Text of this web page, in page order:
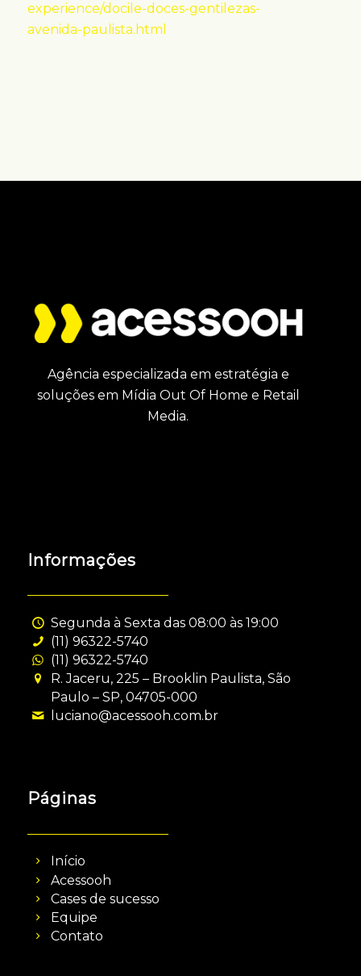
experience/docile-doces-gentilezas-
avenida-paulista.html
Agência especializada em estratégia e
soluções em Mídia Out Of Home e Retail
Media.
Informações
Segunda à Sexta das 08:00 às 19:00
(11) 96322-5740
(11) 96322-5740
R. Jaceru, 225 – Brooklin Paulista, São
Paulo – SP, 04705-000
luciano@acessooh.com.br
Páginas
Início
Acessooh
Cases de sucesso
Equipe
Contato